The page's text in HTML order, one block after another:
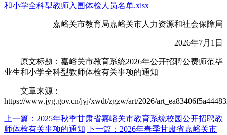
和小学全科型教师入围体检人员名单.xlsx
嘉峪关市教育局嘉峪关市人力资源和社会保障局
2026年7月1日
原文标题：嘉峪关市教育系统2026年公开招聘公费师范毕
业生和小学全科型教师体检有关事项的通知
文章来源：
https://www.jyg.gov.cn/jyj/xwdt/zgzw/art/2026/
上一篇：2025年秋季甘肃省嘉峪关市教育系统校园公开招聘教
师体检有关事项的通知 下一篇：2026年春季甘肃省嘉峪关市